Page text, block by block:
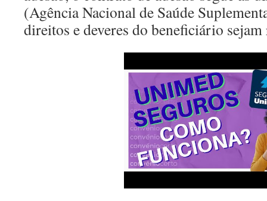
(Agência Nacional de Saúde
direitos e deveres do beneficiário sejam